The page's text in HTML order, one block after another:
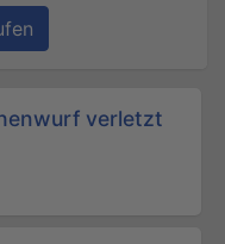
verletzt